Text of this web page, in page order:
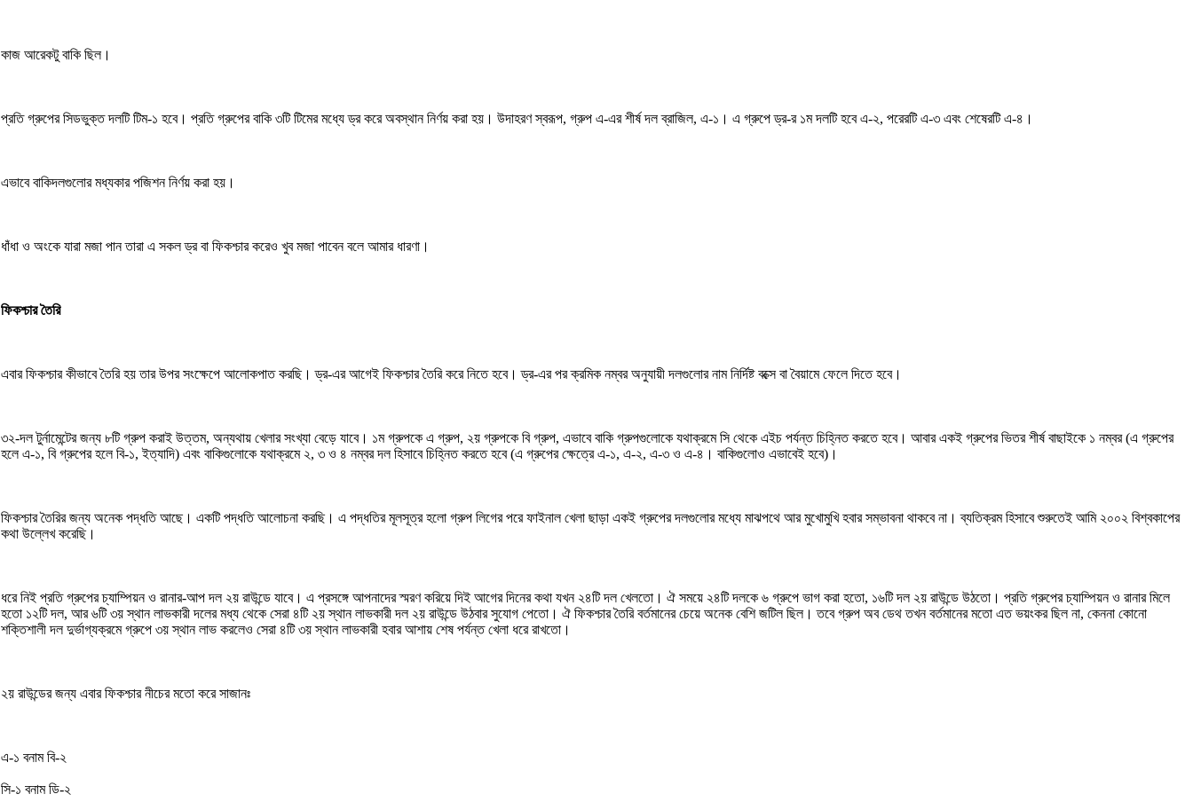
কাজ আরেকটু বাকি ছিল।
প্রতি গ্রুপের সিডভুক্ত দলটি টিম-১ হবে। প্রতি গ্রুপের বাকি ৩টি টিমের মধ্যে ড্র করে অবস্থান নির্ণয় করা হয়। উদাহরণ স্বরূপ, গ্রুপ এ-এর শীর্ষ দল ব্রাজিল, এ-১। এ গ্রুপে ড্র-র ১ম দলটি হবে এ‌‌-২, পরেরটি এ-৩ এবং শেষেরটি এ-৪।
এভাবে বাকিদলগুলোর মধ্যকার পজিশন নির্ণয় করা হয়।
ধাঁধা ও অংকে যারা মজা পান তারা এ সকল ড্র বা ফিকশ্চার করেও খুব মজা পাবেন বলে আমার ধারণা।
ফিকশ্চার তৈরি
এবার ফিকশ্চার কীভাবে তৈরি হয় তার উপর সংক্ষেপে আলোকপাত করছি। ড্র-এর আগেই ফিকশ্চার তৈরি করে নিতে হবে। ড্র-এর পর ক্রমিক নম্বর অনুযায়ী দলগুলোর নাম নির্দিষ্ট বক্সে বা বৈয়ামে ফেলে দিতে হবে।
৩২-দল টুর্নামেন্টের জন্য ৮টি গ্রুপ করাই উত্তম, অন্যথায় খেলার সংখ্যা বেড়ে যাবে। ১ম গ্রুপকে এ গ্রুপ, ২য় গ্রুপকে বি গ্রুপ, এভাবে বাকি গ্রুপগুলোকে যথাক্রমে সি থেকে এইচ পর্যন্ত চিহ্নিত করতে হবে। আবার একই গ্রুপের ভিতর শীর্ষ বাছাইকে ১ নম্বর (এ গ্রুপের
হলে এ-১, বি গ্রুপের হলে বি-১, ইত্যাদি) এবং বাকিগুলোকে যথাক্রমে ২, ৩ ও ৪ নম্বর দল হিসাবে চিহ্নিত করতে হবে (এ গ্রুপের ক্ষেত্রে এ-১, এ-২, এ-৩ ও এ-৪। বাকিগুলোও এভাবেই হবে)।
ফিকশ্চার তৈরির জন্য অনেক পদ্ধতি আছে। একটি পদ্ধতি আলোচনা করছি। এ পদ্ধতির মূলসূত্র হলো গ্রুপ লিগের পরে ফাইনাল খেলা ছাড়া একই গ্রুপের দলগুলোর মধ্যে মাঝপথে আর মুখোমুখি হবার সম্ভাবনা থাকবে না। ব্যতিক্রম হিসাবে শুরুতেই আমি ২০০২ বিশ্বকাপের
কথা উল্লেখ করেছি।
ধরে নিই প্রতি গ্রুপের চ্যাম্পিয়ন ও রানার-আপ দল ২য় রাউন্ডে যাবে। এ প্রসঙ্গে আপনাদের স্মরণ করিয়ে দিই আগের দিনের কথা যখন ২৪টি দল খেলতো। ঐ সময়ে ২৪টি দলকে ৬ গ্রুপে ভাগ করা হতো, ১৬টি দল ২য় রাউন্ডে উঠতো। প্রতি গ্রুপের চ্যাম্পিয়ন ও রানার মিলে
হতো ১২টি দল, আর ৬টি ৩য় স্থান লাভকারী দলের মধ্য থেকে সেরা ৪টি ২য় স্থান লাভকারী দল ২য় রাউন্ডে উঠবার সুযোগ পেতো। ঐ ফিকশ্চার তৈরি বর্তমানের চেয়ে অনেক বেশি জটিল ছিল। তবে গ্রুপ অব ডেথ তখন বর্তমানের মতো এত ভয়ংকর ছিল না, কেননা কোনো
শক্তিশালী দল দুর্ভাগ্যক্রমে গ্রুপে ৩য় স্থান লাভ করলেও সেরা ৪টি ৩য় স্থান লাভকারী হবার আশায় শেষ পর্যন্ত খেলা ধরে রাখতো।
২য় রাউন্ডের জন্য এবার ফিকশ্চার নীচের মতো করে সাজানঃ
এ-১ বনাম বি-২
সি-১ বনাম ডি-২